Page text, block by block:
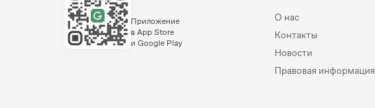
Приложение
в App Store
и Google Play
О нас
Контакты
Новости
Правовая информация